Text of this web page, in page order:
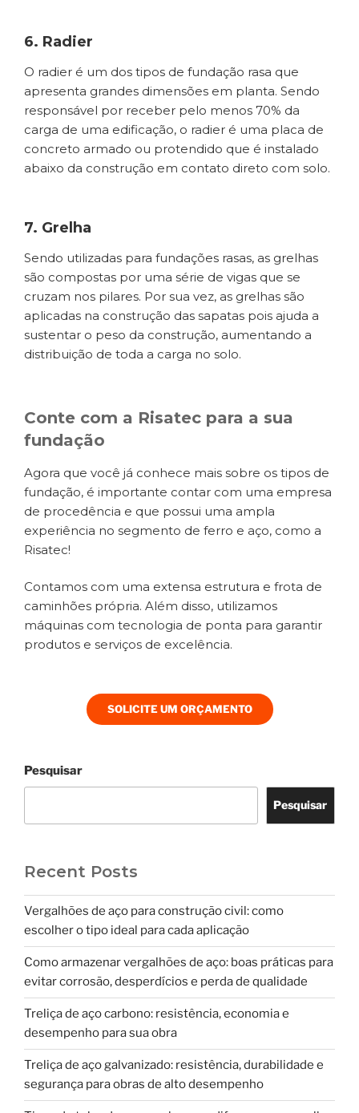
6. Radier
O radier é um dos tipos de fundação rasa que
apresenta grandes dimensões em planta. Sendo
responsável por receber pelo menos 70% da
carga de uma edificação, o radier é uma placa de
concreto armado ou protendido que é instalado
abaixo da construção em contato direto com solo.
7. Grelha
Sendo utilizadas para fundações rasas, as grelhas
são compostas por uma série de vigas que se
cruzam nos pilares. Por sua vez, as grelhas são
aplicadas na construção das sapatas pois ajuda a
sustentar o peso da construção, aumentando a
distribuição de toda a carga no solo.
Conte com a Risatec para a sua
fundação
Agora que você já conhece mais sobre os tipos de
fundação, é importante contar com uma empresa
de procedência e que possui uma ampla
experiência no segmento de ferro e aço, como a
Risatec!
Contamos com uma extensa estrutura e frota de
caminhões própria. Além disso, utilizamos
máquinas com tecnologia de ponta para garantir
produtos e serviços de excelência.
SOLICITE UM ORÇAMENTO
Pesquisar
Pesquisar
Recent Posts
Vergalhões de aço para construção civil: como
escolher o tipo ideal para cada aplicação
Como armazenar vergalhões de aço: boas práticas para
evitar corrosão, desperdícios e perda de qualidade
Treliça de aço carbono: resistência, economia e
desempenho para sua obra
Treliça de aço galvanizado: resistência, durabilidade e
segurança para obras de alto desempenho